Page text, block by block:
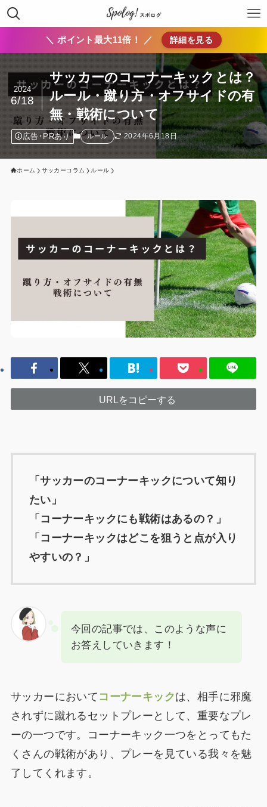
＼ ポイント最大11倍！ ／ 詳細を見る
サッカーのコーナーキックとは？
ルール・蹴り方・オフサイドの有
無・戦術について
2024
6/18
広告･PRあり ルール 2024年6月18日
ホーム サッカーコラム ルール
URLをコピーする
「サッカーのコーナーキックについて知り
たい」
「コーナーキックにも戦術はあるの？」
「コーナーキックはどこを狙うと点が入り
やすいの？」
今回の記事では、このような声に
お答えしていきます！
サッカーにおいて コーナーキックは、相手に邪魔
されずに蹴れるセットプレーとして、重要なプレ
ーの一つです。コーナーキック一つをとってもた
くさんの戦術があり、プレーを見ている我々を魅
了してくれます。